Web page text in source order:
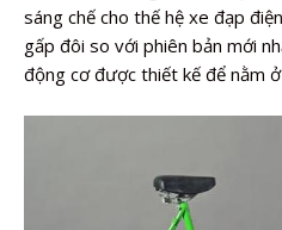
sáng chế cho thế hệ xe đạp
gấp đôi so với phiên bản mới
động cơ được thiết kế để nằm